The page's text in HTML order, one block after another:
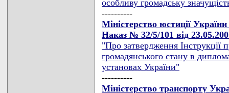
особливу громадську
----------
Міністерство юстиції
Наказ № 32/5/101 від
"Про затвердження Інструкції
громадянського стану в
установах України"
----------
Міністерство транспорту